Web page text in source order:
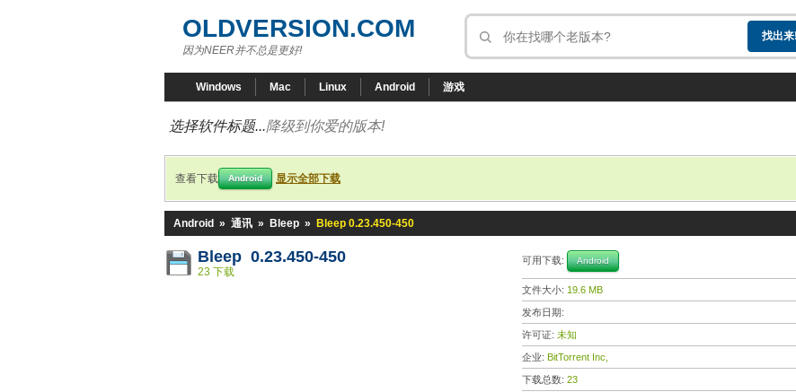
OLDVERSION.COM
因为NEER并不总是更好!
Windows Mac Linux Android 游戏
选择软件标题...降级到你爱的版本!
查看下载 Android 显示全部下载
Android » 通讯 » Bleep » Bleep 0.23.450-450
Bleep 0.23.450-450
23 下载
可用下载: Android
文件大小: 19.6 MB
发布日期:
许可证: 未知
企业: BitTorrent Inc,
下载总数: 23